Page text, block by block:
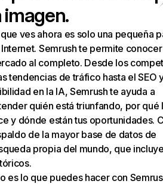
imagen.
ves ahora es solo una pequeña
Semrush te permite
al completo. Desde los
tendencias de tráfico hasta el SEO
en la IA, Semrush te ayuda a
quién está triunfando, por qué
y dónde están tus oportunidades.
de la mayor base de datos de
propia del mundo, que
es lo que puedes hacer con